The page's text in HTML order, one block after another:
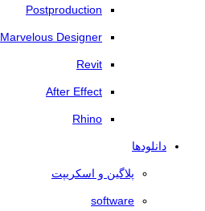
Postproduction
Marvelous Designer
Revit
After Effect
Rhino
دانلودها
پلاگین و اسکریپت
software